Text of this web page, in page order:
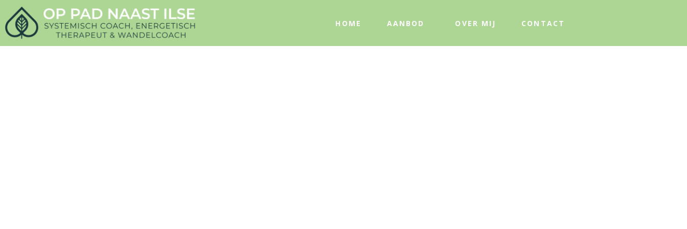
HOME AANBOD OVER MIJ CONTACT